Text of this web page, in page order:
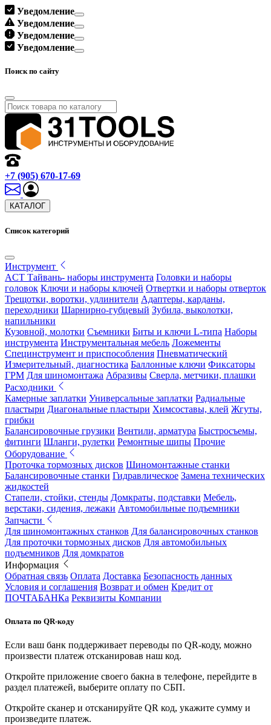
Уведомление
Уведомление
Уведомление
Уведомление
Поиск по сайту
+7 (905) 670-17-69
КАТАЛОГ
Список категорий
Инструмент
ACT Тайвань- наборы инструмента Головки и наборы
головок Ключи и наборы ключей Отвертки и наборы отверток
Трещотки, воротки, удлинители Адаптеры, карданы,
переходники Шарнирно-губцевый Зубила, выколотки,
напильники
Кузовной, молотки Съемники Биты и ключи L-типа Наборы
инструмента Инструментальная мебель Ложементы
Специнструмент и приспособления Пневматический
Измерительный, диагностика Баллонные ключи Фиксаторы
ГРМ Для шиномонтажа Абразивы Сверла, метчики, плашки
Расходники
Камерные заплатки Универсальные заплатки Радиальные
пластыри Диагональные пластыри Химсоставы, клей Жгуты,
грибки
Балансировочные грузики Вентили, арматура Быстросъемы,
фитинги Шланги, рулетки Ремонтные шипы Прочие
Оборудование
Проточка тормозных дисков Шиномонтажные станки
Балансировочные станки Гидравлическое Замена технических
жидкостей
Стапели, стойки, стенды Домкраты, подставки Мебель,
верстаки, сидения, лежаки Автомобильные подъемники
Запчасти
Для шиномонтажных станков Для балансировочных станков
Для проточки тормозных дисков Для автомобильных
подъемников Для домкратов
Информация
Обратная связь Оплата Доставка Безопасность данных
Условия и соглашения Возврат и обмен Кредит от
ПОЧТАБАНКа Реквизиты Компании
Оплата по QR-коду
Если ваш банк поддерживает переводы по QR-коду, можно
произвести платеж отсканировав наш код.
Откройте приложение своего бакна в телефоне, перейдите в
раздел платежей, выберите оплату по СБП.
Откройте сканер и отсканируйте QR код, укажите сумму и
произведите платеж.